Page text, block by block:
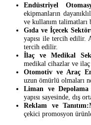
Endüstriyel
ekipmanların
ve kullanım talimatları
Gıda ve İçecek
yapısı ile tercih edilir.
tercih edilir.
İlaç ve Medikal
medikal cihazlar ve ilaç
Otomotiv ve Araç
uzun ömürlü olmaları
Liman ve Depolama
yapısı sayesinde, dış
Reklam ve Tanıtım:
çekici promosyon